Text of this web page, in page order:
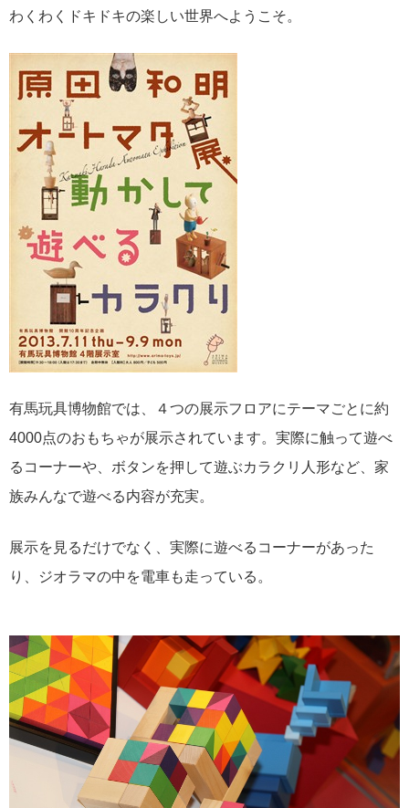
わくわくドキドキの楽しい世界へようこそ。
有馬玩具博物館では、４つの展示フロアにテーマごとに約
4000点のおもちゃが展示されています。実際に触って遊べ
るコーナーや、ボタンを押して遊ぶカラクリ人形など、家
族みんなで遊べる内容が充実。
展示を見るだけでなく、実際に遊べるコーナーがあった
り、ジオラマの中を電車も走っている。